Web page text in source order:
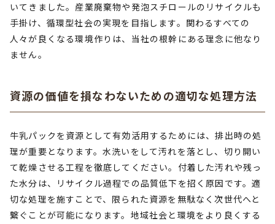
いてきました。産業廃棄物や発泡スチロールのリサイクルも
手掛け、循環型社会の実現を目指します。関わるすべての
人々が良くなる環境作りは、当社の根幹にある理念に他なり
ません。
資源の価値を損なわないための適切な処理方法
牛乳パックを資源として有効活用するためには、排出時の処
理が重要となります。水洗いをして汚れを落とし、切り開い
て乾燥させる工程を徹底してください。付着した汚れや残っ
た水分は、リサイクル過程での品質低下を招く原因です。適
切な処理を施すことで、限られた資源を無駄なく次世代へと
繋ぐことが可能になります。地域社会と環境をより良くする